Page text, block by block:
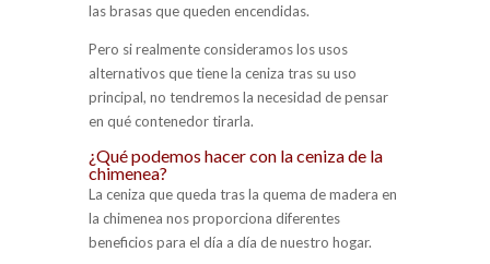
las brasas que queden encendidas.
Pero si realmente consideramos los usos
alternativos que tiene la ceniza tras su uso
principal, no tendremos la necesidad de pensar
en qué contenedor tirarla.
¿Qué podemos hacer con la ceniza de la
chimenea?
La ceniza que queda tras la quema de madera en
la chimenea nos proporciona diferentes
beneficios para el día a día de nuestro hogar.